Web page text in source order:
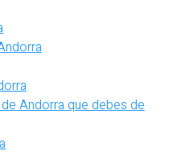
Andorra que debes de